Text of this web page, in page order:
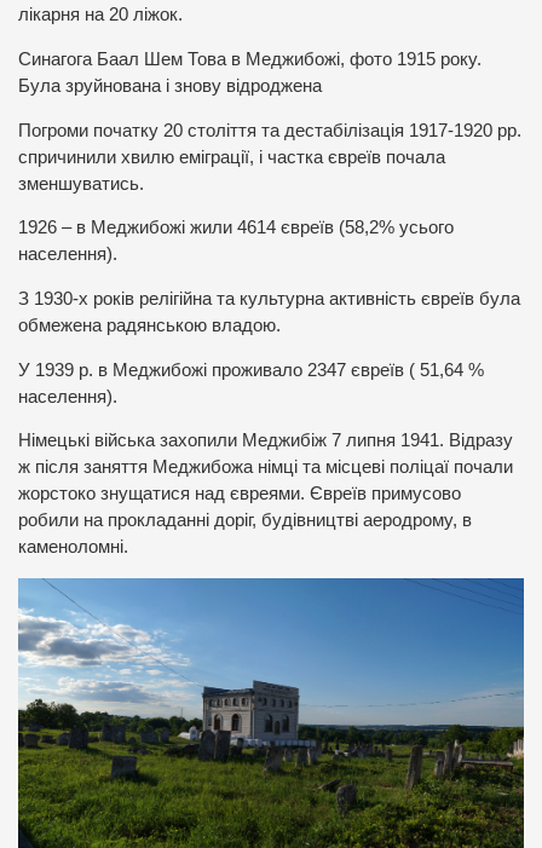
лікарня на 20 ліжок.
Синагога Баал Шем Това в Меджибожі, фото 1915 року.
Була зруйнована і знову відроджена
Погроми початку 20 століття та дестабілізація 1917-1920 рр.
спричинили хвилю еміграції, і частка євреїв почала
зменшуватись.
1926 – в Меджибожі жили 4614 євреїв (58,2% усього
населення).
З 1930-х років релігійна та культурна активність євреїв була
обмежена радянською владою.
У 1939 р. в Меджибожі проживало 2347 євреїв ( 51,64 %
населення).
Німецькі війська захопили Меджибіж 7 липня 1941. Відразу
ж після заняття Меджибожа німці та місцеві поліцаї почали
жорстоко знущатися над євреями. Євреїв примусово
робили на прокладанні доріг, будівництві аеродрому, в
каменоломні.